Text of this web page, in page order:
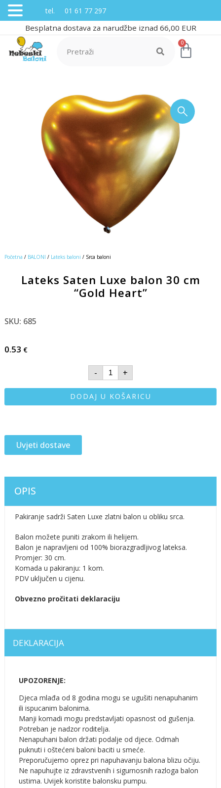
Besplatna dostava za narudžbe iznad 66,00 EUR
0
Početna / BALONI / Lateks baloni / Srca baloni
Lateks Saten Luxe balon 30 cm
“Gold Heart”
SKU: 685
0.53 €
- +
DODAJ U KOŠARICU
Uvjeti dostave
OPIS
Pakiranje sadrži Saten Luxe zlatni balon u obliku srca.
Balon možete puniti zrakom ili helijem.
Balon je napravljeni od 100% biorazgradljivog lateksa.
Promjer: 30 cm.
Komada u pakiranju: 1 kom.
PDV uključen u cijenu.
Obvezno pročitati deklaraciju
DEKLARACIJA
UPOZORENJE:
Djeca mlađa od 8 godina mogu se ugušiti nenapuhanim
ili ispucanim balonima.
Manji komadi mogu predstavljati opasnost od gušenja.
Potreban je nadzor roditelja.
Nenapuhani balon držati podalje od djece. Odmah
puknuti i oštećeni baloni baciti u smeće.
Preporučujemo oprez pri napuhavanju balona blizu očiju.
Ne napuhujte iz zdravstvenih i sigurnosnih razloga balon
ustima. Uvijek koristite balonsku pumpu.
tel. 01 61 77 297